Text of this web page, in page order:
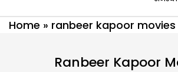
Home » ranbeer kapoor movies
Ranbeer Kapoor